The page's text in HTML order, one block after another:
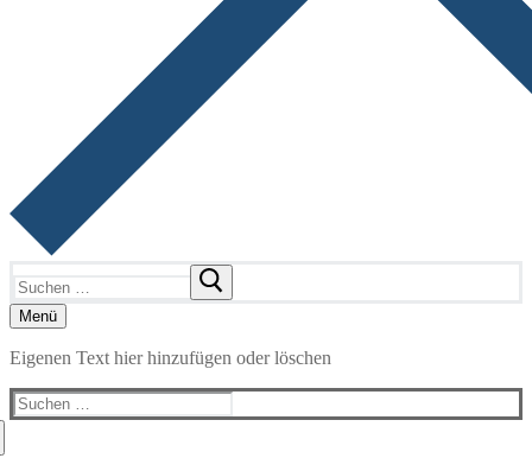
nach:
Menü
Eigenen Text hier hinzufügen oder löschen
Suchen
nach: